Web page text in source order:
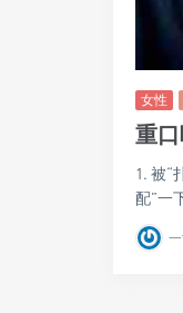
女性
重
1. 被“
配”一